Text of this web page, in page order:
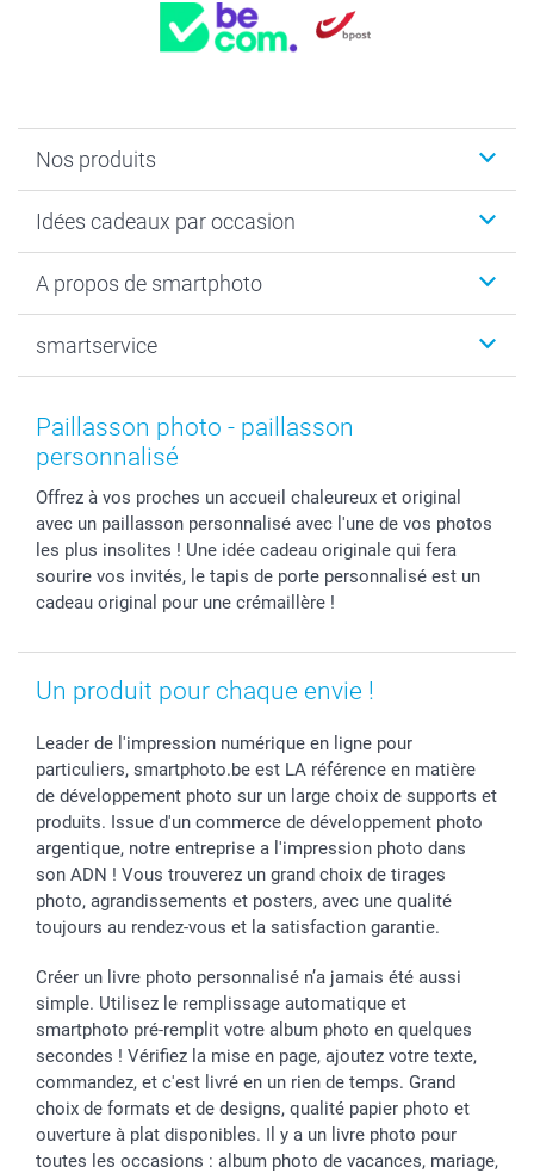
Nos produits
Cadeaux photo
Tirage photo & agrandissement
MyNameBook
Stickers & Etiquettes
Cadres photo, accessoires déco & bonbons
Dénicheur d'idées cadeau
Idées cadeaux par occasion
Anniversaire
Fin d'études
Naissance & baptême
Fête des Pères
Rentrée des classes
Communion
Saint-Valentin
Vacances
A propos de smartphoto
Durabilité
Conditions
Droit de rétraction
Conditions générales
Vie privée
Gestion des cookies
Tarifs
smartservice
smartgarantie
Modes de paiement
Modes de livraison
Grandes Quantités
Statut de ma commande
Paillasson photo - paillasson
personnalisé
Offrez à vos proches un accueil chaleureux et original
avec un paillasson personnalisé avec l'une de vos photos
les plus insolites ! Une idée cadeau originale qui fera
sourire vos invités, le tapis de porte personnalisé est un
cadeau original pour une crémaillère !
Un produit pour chaque envie !
Leader de l'impression numérique en ligne pour
particuliers, smartphoto.be est LA référence en matière
de développement photo sur un large choix de supports et
produits. Issue d'un commerce de développement photo
argentique, notre entreprise a l'impression photo dans
son ADN ! Vous trouverez un grand choix de tirages
photo, agrandissements et posters, avec une qualité
toujours au rendez-vous et la satisfaction garantie.
Créer un livre photo personnalisé n’a jamais été aussi
simple. Utilisez le remplissage automatique et
smartphoto pré-remplit votre album photo en quelques
secondes ! Vérifiez la mise en page, ajoutez votre texte,
commandez, et c'est livré en un rien de temps. Grand
choix de formats et de designs, qualité papier photo et
ouverture à plat disponibles. Il y a un livre photo pour
toutes les occasions : album photo de vacances, mariage,